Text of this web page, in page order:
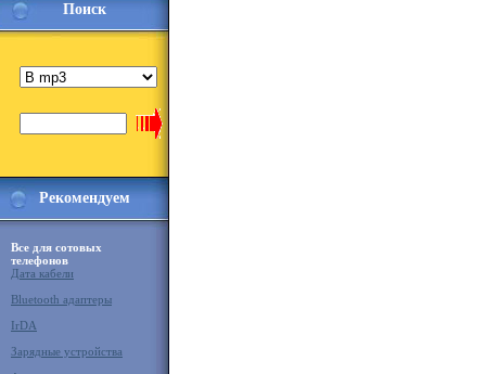
Поиск
Рекомендуем
Все для сотовых
телефонов
Дата кабели
Bluetooth адаптеры
IrDA
Зарядные устройства